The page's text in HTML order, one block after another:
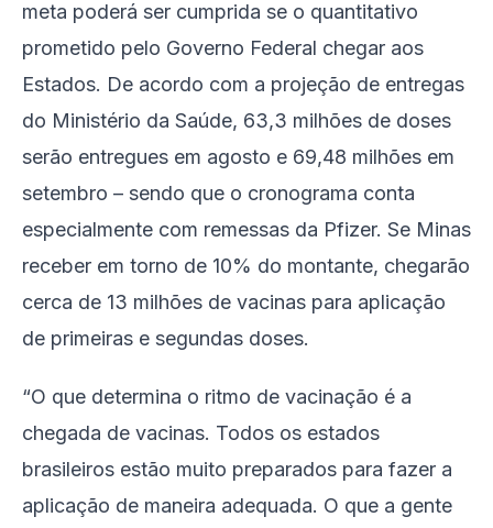
meta poderá ser cumprida se o quantitativo
prometido pelo Governo Federal chegar aos
Estados. De acordo com a projeção de entregas
do Ministério da Saúde, 63,3 milhões de doses
serão entregues em agosto e 69,48 milhões em
setembro – sendo que o cronograma conta
especialmente com remessas da Pfizer. Se Minas
receber em torno de 10% do montante, chegarão
cerca de 13 milhões de vacinas para aplicação
de primeiras e segundas doses.
“O que determina o ritmo de vacinação é a
chegada de vacinas. Todos os estados
brasileiros estão muito preparados para fazer a
aplicação de maneira adequada. O que a gente